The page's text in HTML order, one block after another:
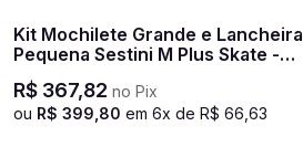
Kit Mochilete Grande e Lancheira
Pequena Sestini M Plus Skate -
Colorido
R$ 367,82 no Pix
ou R$ 399,80 em 6x de R$ 66,63